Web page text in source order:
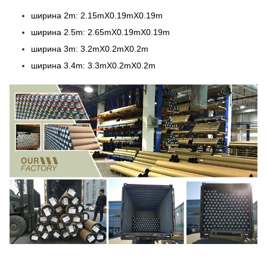
ширина 2m: 2.15mX0.19mX0.19m
ширина 2.5m: 2.65mX0.19mX0.19m
ширина 3m: 3.2mX0.2mX0.2m
ширина 3.4m: 3.3mX0.2mX0.2m